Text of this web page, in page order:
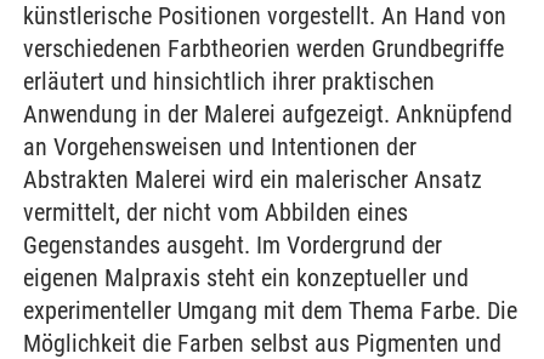
künstlerische Positionen vorgestellt. An Hand von
verschiedenen Farbtheorien werden Grundbegriffe
erläutert und hinsichtlich ihrer praktischen
Anwendung in der Malerei aufgezeigt. Anknüpfend
an Vorgehensweisen und Intentionen der
Abstrakten Malerei wird ein malerischer Ansatz
vermittelt, der nicht vom Abbilden eines
Gegenstandes ausgeht. Im Vordergrund der
eigenen Malpraxis steht ein konzeptueller und
experimenteller Umgang mit dem Thema Farbe. Die
Möglichkeit die Farben selbst aus Pigmenten und